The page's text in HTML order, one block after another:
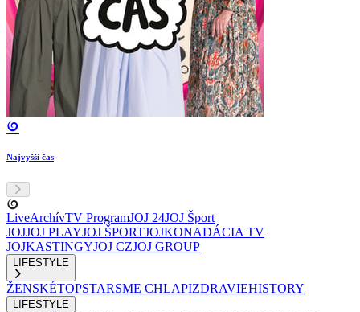
Najvyšší čas
LiveArchívTV ProgramJOJ 24JOJ Šport
JOJJOJ PLAYJOJ ŠPORTJOJKONADÁCIA TV
JOJKASTINGYJOJ CZJOJ GROUP
LIFESTYLE
ŽENSKÉTOPSTARSME CHLAPIZDRAVIEHISTORY
LIFESTYLE